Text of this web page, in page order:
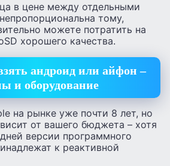
в цене между отдельными
тому,
можете потратить на
хорошего качества.
андроид или айфон –
и оборудование
на рынке уже почти 8 лет, но
от вашего бюджета – хотя
версии программного
к реактивной